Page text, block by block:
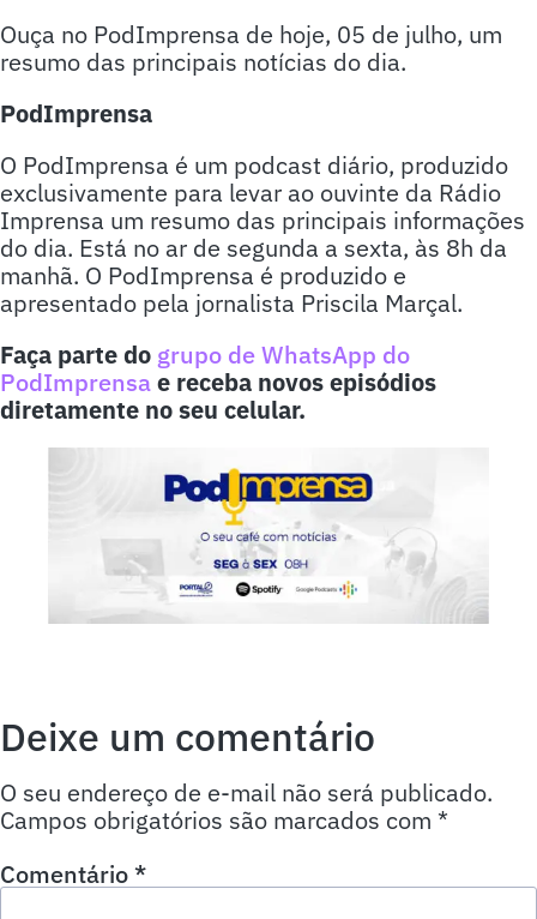
Ouça no PodImprensa de hoje, 05 de julho, um
resumo das principais notícias do dia.
PodImprensa
O PodImprensa é um podcast diário, produzido
exclusivamente para levar ao ouvinte da Rádio
Imprensa um resumo das principais informações
do dia. Está no ar de segunda a sexta, às 8h da
manhã. O PodImprensa é produzido e
apresentado pela jornalista Priscila Marçal.
Faça parte do grupo de WhatsApp do
PodImprensae receba novos episódios
diretamente no seu celular.
Deixe um comentário
O seu endereço de e-mail não será publicado.
Campos obrigatórios são marcados com *
Comentário*